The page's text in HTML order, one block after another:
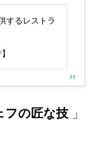
するレストラ
】
フの匠な技 」